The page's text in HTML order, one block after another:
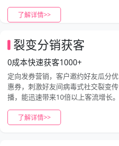
了解详情>>
裂变分销获客
0成本快速获客1000+
定向发券营销，客户邀约好友瓜分优
惠券，刺激好友间病毒式社交裂变传
播，能迅速带来10倍以上客流增长。
了解详情>>